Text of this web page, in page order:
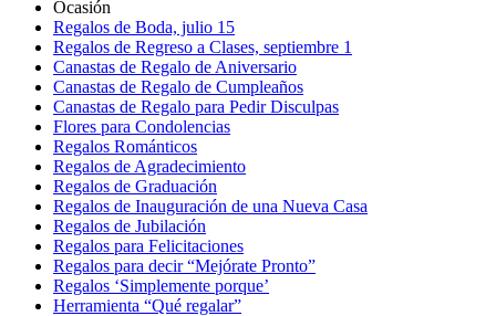
Ocasión
Regalos de Boda, julio 15
Regalos de Regreso a Clases, septiembre 1
Canastas de Regalo de Aniversario
Canastas de Regalo de Cumpleaños
Canastas de Regalo para Pedir Disculpas
Flores para Condolencias
Regalos Románticos
Regalos de Agradecimiento
Regalos de Graduación
Regalos de Inauguración de una Nueva Casa
Regalos de Jubilación
Regalos para Felicitaciones
Regalos para decir “Mejórate Pronto”
Regalos ‘Simplemente porque’
Herramienta “Qué regalar”